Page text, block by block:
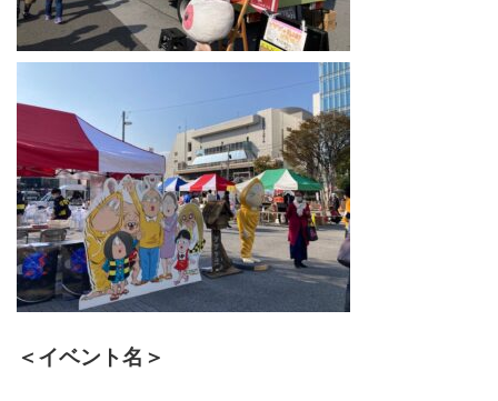
＜イベント名＞